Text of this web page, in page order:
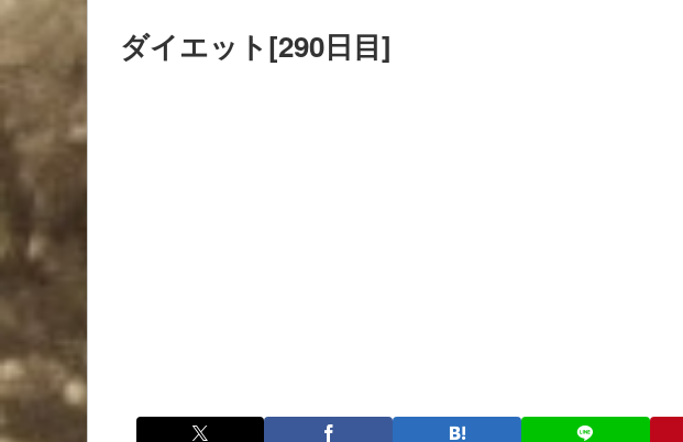
ダイエット[290日目]